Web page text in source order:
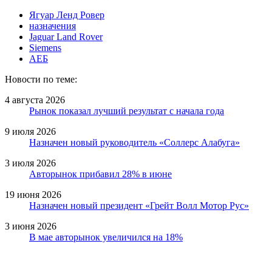
Ягуар Ленд Ровер
назначения
Jaguar Land Rover
Siemens
АЕБ
Новости по теме:
4 августа 2026
Рынок показал лучший результат с начала года
9 июля 2026
Назначен новый руководитель «Соллерс Алабуга»
3 июля 2026
Авторынок прибавил 28% в июне
19 июня 2026
Назначен новый президент «Грейт Волл Мотор Рус»
3 июня 2026
В мае авторынок увеличился на 18%